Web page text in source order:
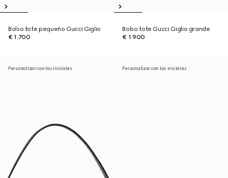
Bolso tote pequeño Gucci Giglio
€ 1.700
Bolso tote Gucci Giglio grande
€ 1.900
Personalizar con las iniciales Personalizar con las iniciales